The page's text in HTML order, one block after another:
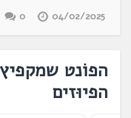
04/02/2025
0
הפוֹנט
הפיוּזים